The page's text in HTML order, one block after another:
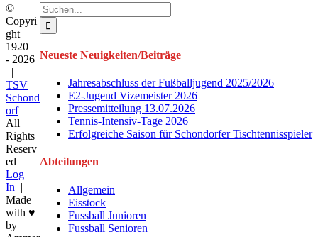
Facebook
Twitter
E-
Mail
Suche
nach:
Neueste Neuigkeiten/Beiträge
Jahresabschluss der Fußballjugend 2025/2026
E2-Jugend Vizemeister 2026
Pressemitteilung 13.07.2026
Tennis-Intensiv-Tage 2026
Erfolgreiche Saison für Schondorfer Tischtennisspieler
Abteilungen
Allgemein
Eisstock
Fussball Junioren
Fussball Senioren
©
Copyri
ght
1920
- 2026
|
TSV
Schond
orf|
All
Rights
Reserv
ed |
Log
In |
Made
with ♥
by